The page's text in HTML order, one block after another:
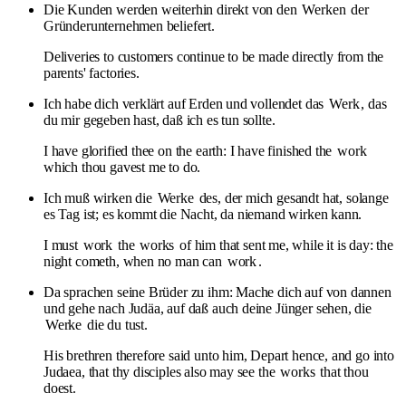
Die Kunden werden weiterhin direkt von den Werken der
Gründerunternehmen beliefert.
Deliveries to customers continue to be made directly from the
parents' factories.
Ich habe dich verklärt auf Erden und vollendet das Werk, das
du mir gegeben hast, daß ich es tun sollte.
I have glorified thee on the earth: I have finished the work
which thou gavest me to do.
Ich muß wirken die Werke des, der mich gesandt hat, solange
es Tag ist; es kommt die Nacht, da niemand wirken kann.
I must work the works of him that sent me, while it is day: the
night cometh, when no man can work.
Da sprachen seine Brüder zu ihm: Mache dich auf von dannen
und gehe nach Judäa, auf daß auch deine Jünger sehen, die
Werke die du tust.
His brethren therefore said unto him, Depart hence, and go into
Judaea, that thy disciples also may see the works that thou
doest.